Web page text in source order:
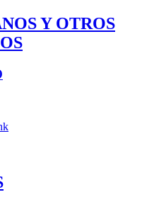
Y OTROS